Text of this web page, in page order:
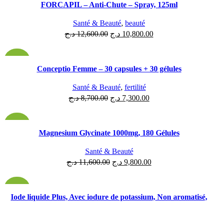
FORCAPIL – Anti-Chute – Spray, 125ml
Santé & Beauté, beauté
12,600.00 د.ج 10,800.00 د.ج
Conceptio Femme – 30 capsules + 30 gélules
Santé & Beauté, fertilité
8,700.00 د.ج 7,300.00 د.ج
Magnesium Glycinate 1000mg, 180 Gélules
Santé & Beauté
11,600.00 د.ج 9,800.00 د.ج
Iode liquide Plus, Avec iodure de potassium, Non aromatisé,